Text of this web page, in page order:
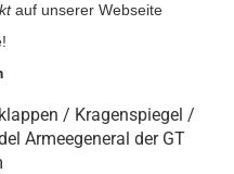
auf unserer Webseite
/ Kragenspiegel /
Armeegeneral der GT